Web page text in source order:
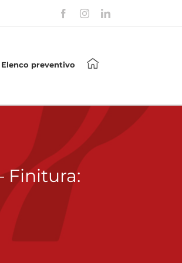
FacebookInstagramLinkedIn
Elenco preventivo
Finitura: